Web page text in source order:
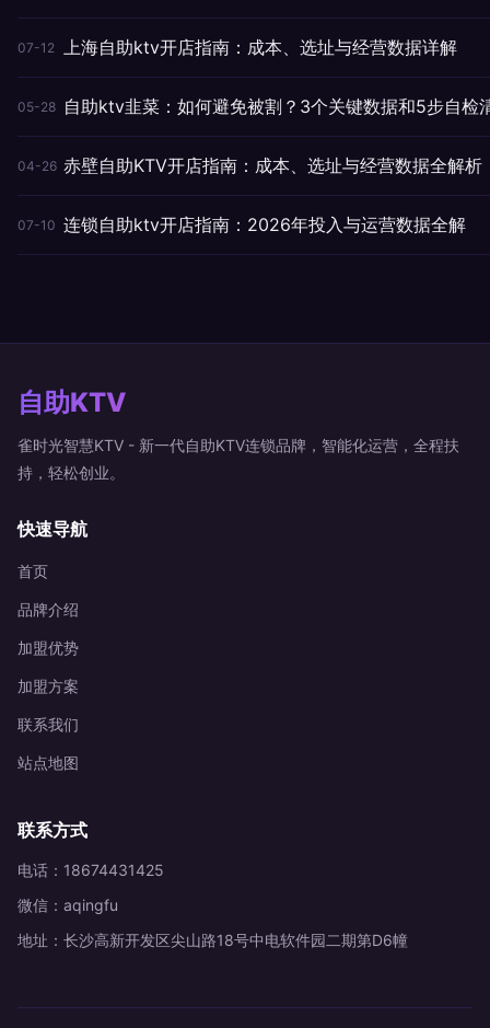
07-12 上海自助ktv开店指南：成本、选址与经营数据详解
05-28 自助ktv韭菜：如何避免被割？3个关键数据和5步自检
04-26 赤壁自助KTV开店指南：成本、选址与经营数据全解析
07-10 连锁自助ktv开店指南：2026年投入与运营数据全解
自助KTV
雀时光智慧KTV - 新一代自助KTV连锁品牌，智能化运营，全程扶
持，轻松创业。
快速导航
首页
品牌介绍
加盟优势
加盟方案
联系我们
站点地图
联系方式
电话：18674431425
微信：aqingfu
地址：长沙高新开发区尖山路18号中电软件园二期第D6幢